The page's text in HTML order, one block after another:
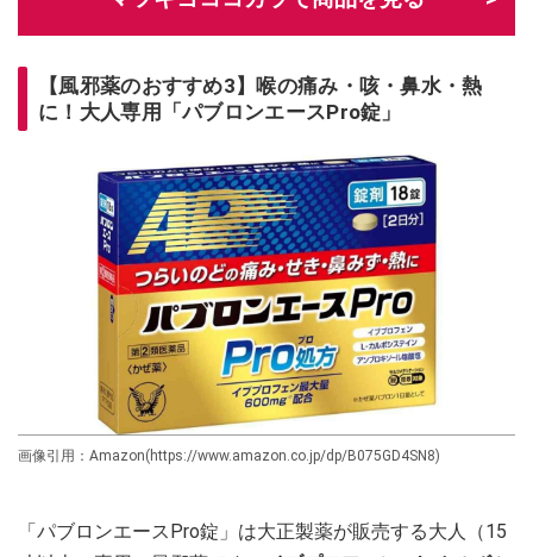
【風邪薬のおすすめ3】喉の痛み・咳・鼻水・熱
に！大人専用「パブロンエースPro錠」
画像引用：Amazon(https://www.amazon.co.jp/dp/B075GD4SN8)
「パブロンエースPro錠」は大正製薬が販売する大人（15